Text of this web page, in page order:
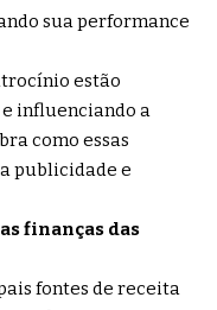
sua performance
estão
influenciando a
como essas
publicidade e
finanças das
fontes de receita